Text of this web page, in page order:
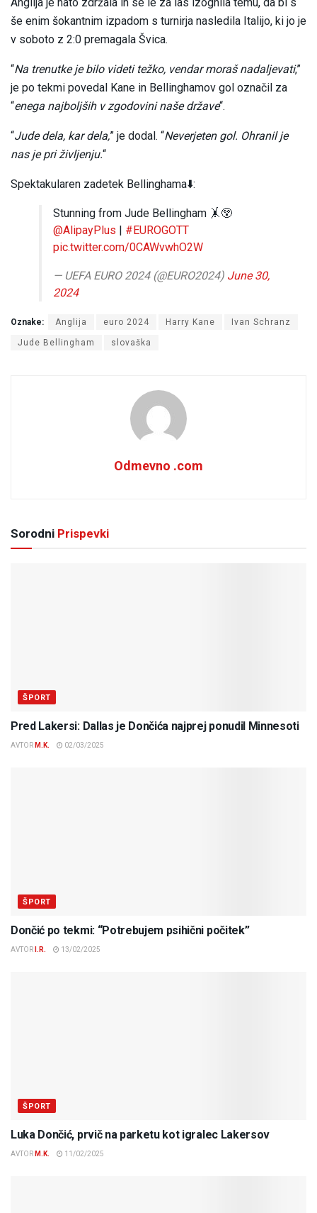
Anglija je nato zdržala in se le za las izognila temu, da bi s
še enim šokantnim izpadom s turnirja nasledila Italijo, ki jo je
v soboto z 2:0 premagala Švica.
“Na trenutke je bilo videti težko, vendar moraš nadaljevati,”
je po tekmi povedal Kane in Bellinghamov gol označil za
“enega najboljših v zgodovini naše države“.
“Jude dela, kar dela,” je dodal. “Neverjeten gol. Ohranil je
nas je pri življenju.“
Spektakularen zadetek Bellinghama⬇️:
Stunning from Jude Bellingham 🤸😲
@AlipayPlus
#EUROGOTT
pic.twitter.com/0CAWvwhO2W
— UEFA EURO 2024 (@EURO2024) June 30,
2024
Oznake: Anglija euro 2024 Harry Kane Ivan Schranz
Jude Bellingham slovaška
Odmevno .com
Sorodni Prispevki
ŠPORT
Pred Lakersi: Dallas je Dončića najprej ponudil Minnesoti
AVTOR M.K. 02/03/2025
ŠPORT
Dončić po tekmi: “Potrebujem psihični počitek”
AVTOR I.R. 13/02/2025
ŠPORT
Luka Dončić, prvič na parketu kot igralec Lakersov
AVTOR M.K. 11/02/2025